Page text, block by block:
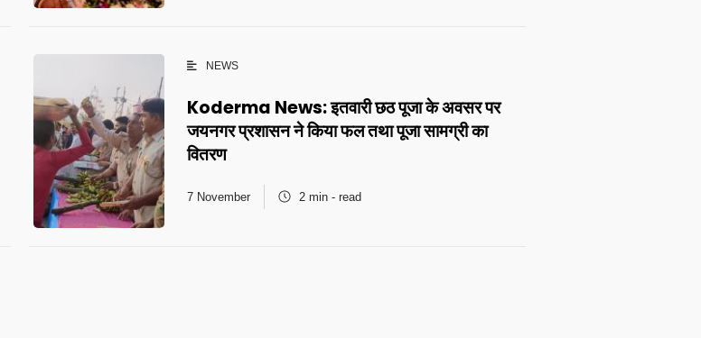
NEWS
Koderma News: इतवारी छठ पूजा के अवसर पर
जयनगर प्रशासन ने किया फल तथा पूजा सामग्री का
वितरण
7 November 2 min - read